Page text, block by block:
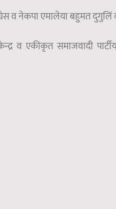
व नेकपा एमालेया बहुमत
व एकीकृत समाजवादी